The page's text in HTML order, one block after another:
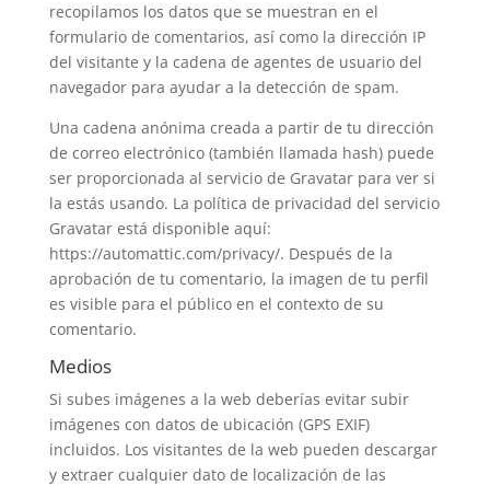
recopilamos los datos que se muestran en el
formulario de comentarios, así como la dirección IP
del visitante y la cadena de agentes de usuario del
navegador para ayudar a la detección de spam.
Una cadena anónima creada a partir de tu dirección
de correo electrónico (también llamada hash) puede
ser proporcionada al servicio de Gravatar para ver si
la estás usando. La política de privacidad del servicio
Gravatar está disponible aquí:
https://automattic.com/privacy/. Después de la
aprobación de tu comentario, la imagen de tu perfil
es visible para el público en el contexto de su
comentario.
Medios
Si subes imágenes a la web deberías evitar subir
imágenes con datos de ubicación (GPS EXIF)
incluidos. Los visitantes de la web pueden descargar
y extraer cualquier dato de localización de las